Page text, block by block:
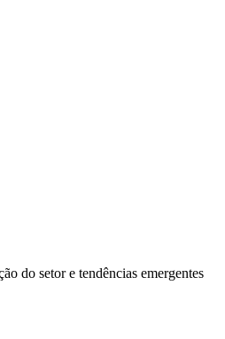
do setor e tendências emergentes